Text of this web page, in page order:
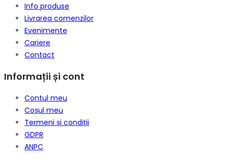
Info produse
Livrarea comenzilor
Evenimente
Cariere
Contact
Informații și cont
Contul meu
Coșul meu
Termeni și condiții
GDPR
ANPC